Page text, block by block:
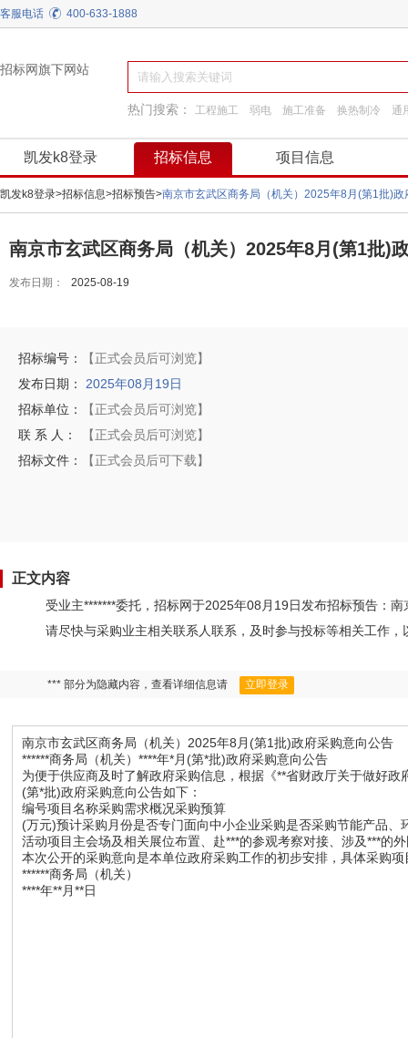
客服电话 400-633-1888
招标网旗下网站
热门搜索： 工程施工 弱电 施工准备 换热制冷
通
凯发k8登录 招标信息 项目信息
凯发k8登录>招标信息>招标预告>南京市玄武区商务局（机关）2025年8月(第1批)政
南京市玄武区商务局（机关）2025年8月(第1批)
发布日期： 2025-08-19
招标编号：
【正式会员后可浏览】
发布日期：
2025年08月19日
招标单位：
【正式会员后可浏览】
联 系 人：
【正式会员后可浏览】
招标文件：
【正式会员后可下载】
正文内容
受业主*******委托，招标网于2025年08月19日发布招标预告：
请尽快与采购业主相关联系人联系，及时参与投标等相关工作，
*** 部分为隐藏内容，查看详细信息请 立即登录
南京市玄武区商务局（机关）2025年8月(第1批)政府采购意向公告
******商务局（机关）****年*月(第*批)政府采购意向公告
为便于供应商及时了解政府采购信息，根据《**省财政厅关于做好
(第*批)政府采购意向公告如下：
编号项目名称采购需求概况采购预算
(万元)预计采购月份是否专门面向中小企业采购是否采购节能产品
活动项目主会场及相关展位布置、赴***的参观考察对接、涉及***的
本次公开的采购意向是本单位政府采购工作的初步安排，具体采购
******商务局（机关）
****年**月**日